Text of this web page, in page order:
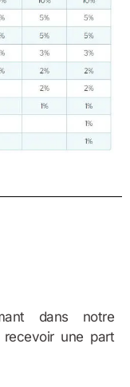
dans notre
une part